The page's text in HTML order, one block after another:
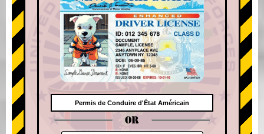
Permis de Conduire d'État Américain
OR